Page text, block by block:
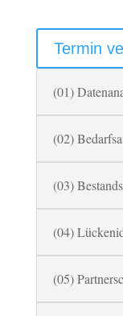
Termin
(01)
(02)
(03)
(04)
(05)